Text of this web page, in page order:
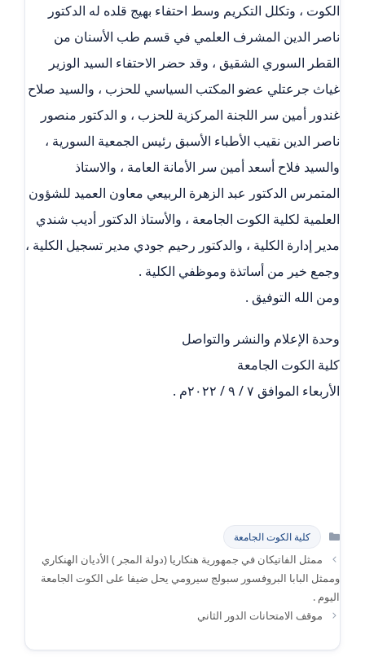
الكوت ، وتكلل التكريم وسط احتفاء بهيج قلده له الدكتور
ناصر الدين المشرف العلمي في قسم طب الأسنان من
القطر السوري الشقيق ، وقد حضر الاحتفاء السيد الوزير
غياث جرعتلي عضو المكتب السياسي للحزب ، والسيد صلاح
غندور أمين سر اللجنة المركزية للحزب ، و الدكتور منصور
ناصر الدين نقيب الأطباء الأسبق رئيس الجمعية السورية ،
والسيد فلاح أسعد أمين سر الأمانة العامة ، والاستاذ
المتمرس الدكتور عبد الزهرة الربيعي معاون العميد للشؤون
العلمية لكلية الكوت الجامعة ، والأستاذ الدكتور أديب شندي
مدير إدارة الكلية ، والدكتور رحيم جودي مدير تسجيل الكلية ،
وجمع خير من أساتذة وموظفي الكلية .
ومن الله التوفيق .
وحدة الإعلام والنشر والتواصل
كلية الكوت الجامعة
الأربعاء الموافق ٧ / ٩ / ٢٠٢٢م .
التصنيفات
كلية الكوت الجامعة
ممثل الفاتيكان في جمهورية هنكاريا (دولة المجر ) الأديان الهنكاري
وممثل البابا البروفسور سبولج سيرومي يحل ضيفا على الكوت الجامعة
اليوم .
موقف الامتحانات الدور الثاني